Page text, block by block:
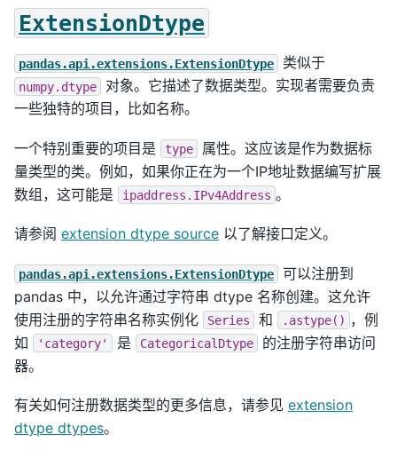
ExtensionDtype
pandas.api.extensions.ExtensionDtype 类似于
numpy.dtype
对象。它描述了数据类型。实现者需要负责
一些独特的项目，比如名称。
一个特别重要的项目是 type
属性。这应该是作为数据标
量类型的类。例如，如果你正在为一个IP地址数据编写扩展
数组，这可能是
ipaddress.IPv4Address 。
请参阅 extension dtype source 以了解接口定义。
pandas.api.extensions.ExtensionDtype
可以注册到
pandas 中，以允许通过字符串 dtype 名称创建。这允许
使用注册的字符串名称实例化
Series 和 .astype() ，例
如
'category' 是 CategoricalDtype
的注册字符串访问
器。
有关如何注册数据类型的更多信息，请参见 extension
dtype dtypes。